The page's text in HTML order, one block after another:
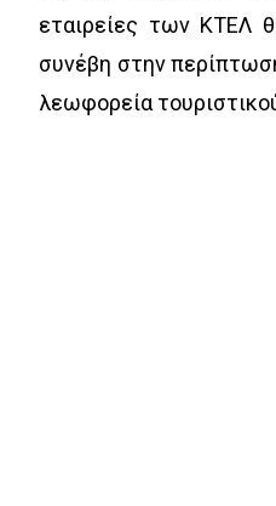
εταιρείες των ΚΤΕΛ
συνέβη στην
λεωφορεία